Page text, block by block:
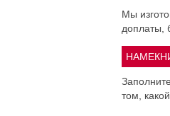
Мы
доплаты,
том,